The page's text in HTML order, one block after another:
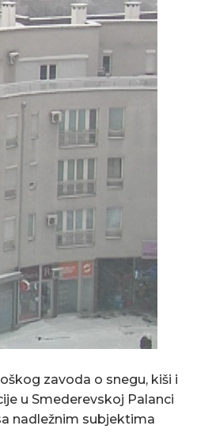
zavoda o snegu, kiši i
u Smederevskoj Palanci
nadležnim subjektima